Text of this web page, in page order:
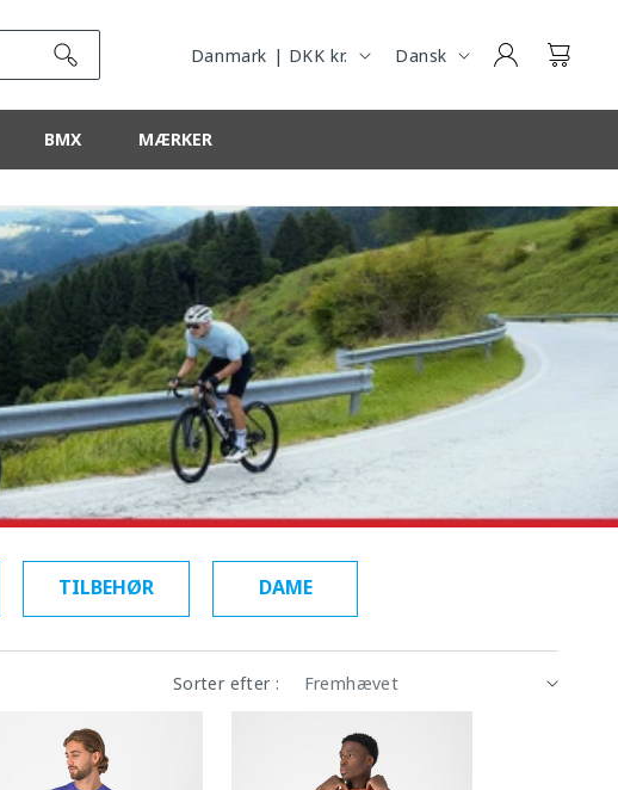
E
G
I
O
N
Danmark | DKK kr. O
G
Dansk
Log
ind
Kurv
BMX MÆRKER
TILBEHØR DAME
Sorter efter :